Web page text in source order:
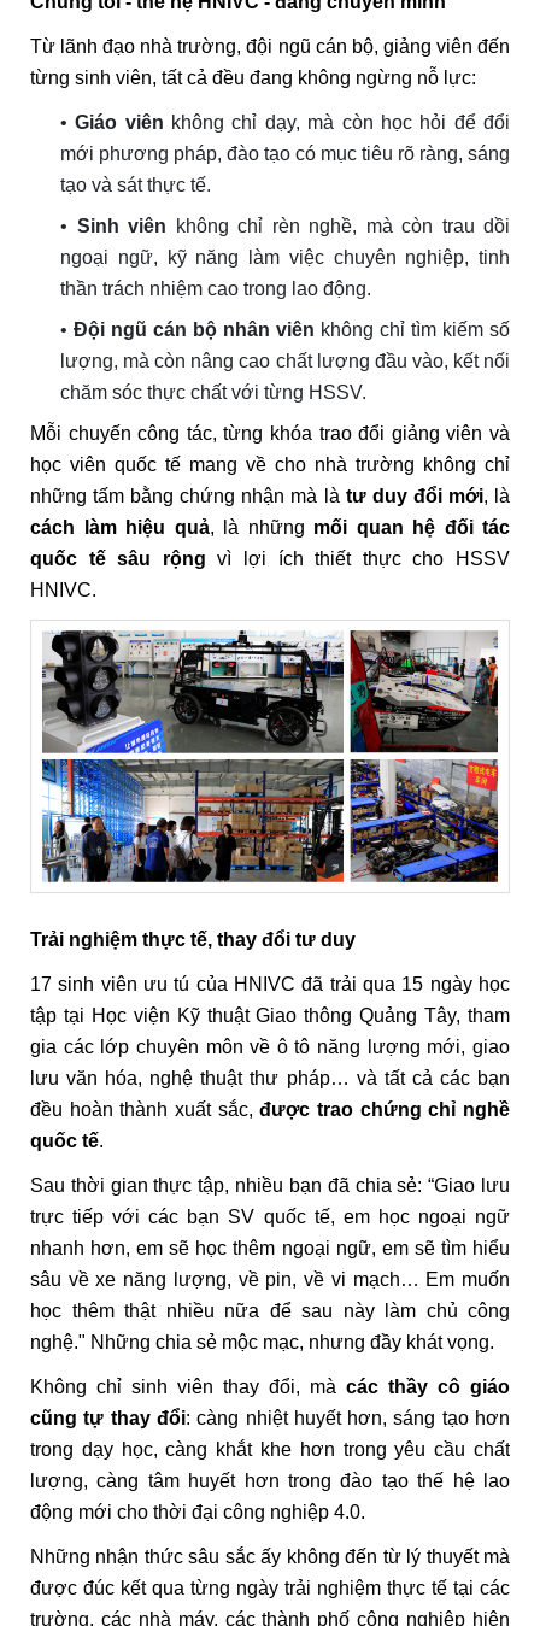
Từ lãnh đạo nhà trường, đội ngũ cán bộ, giảng viên đến
từng sinh viên, tất cả đều đang không ngừng nỗ lực:
•Giáo viên không chỉ dạy, mà còn học hỏi để đổi
mới phương pháp, đào tạo có mục tiêu rõ ràng, sáng
tạo và sát thực tế.
• Sinh viên không chỉ rèn nghề, mà còn trau dồi
ngoại ngữ, kỹ năng làm việc chuyên nghiệp, tinh
thần trách nhiệm cao trong lao động.
• Đội ngũ cán bộ nhân viên không chỉ tìm kiếm số
lượng, mà còn nâng cao chất lượng đầu vào, kết nối
chăm sóc thực chất với từng HSSV.
Mỗi chuyến công tác, từng khóa trao đổi giảng viên và
học viên quốc tế mang về cho nhà trường không chỉ
những tấm bằng chứng nhận mà là tư duy đổi mới, là
cách làm hiệu quả, là những mối quan hệ đối tác
quốc tế sâu rộng vì lợi ích thiết thực cho HSSV
HNIVC.
Trải nghiệm thực tế, thay đổi tư duy
17 sinh viên ưu tú của HNIVC đã trải qua 15 ngày học
tập tại Học viện Kỹ thuật Giao thông Quảng Tây, tham
gia các lớp chuyên môn về ô tô năng lượng mới, giao
lưu văn hóa, nghệ thuật thư pháp… và tất cả các bạn
đều hoàn thành xuất sắc,được trao chứng chỉ nghề
quốc tế.
Sau thời gian thực tập, nhiều bạn đã chia sẻ: “Giao lưu
trực tiếp với các bạn SV quốc tế, em học ngoại ngữ
nhanh hơn, em sẽ học thêm ngoại ngữ, em sẽ tìm hiểu
sâu về xe năng lượng, về pin, về vi mạch… Em muốn
học thêm thật nhiều nữa để sau này làm chủ công
nghệ." Những chia sẻ mộc mạc, nhưng đầy khát vọng.
Không chỉ sinh viên thay đổi, mà các thầy cô giáo
cũng tự thay đổi: càng nhiệt huyết hơn, sáng tạo hơn
trong dạy học, càng khắt khe hơn trong yêu cầu chất
lượng, càng tâm huyết hơn trong đào tạo thế hệ lao
động mới cho thời đại công nghiệp 4.0.
Những nhận thức sâu sắc ấy không đến từ lý thuyết mà
được đúc kết qua từng ngày trải nghiệm thực tế tại các
trường, các nhà máy, các thành phố công nghiệp hiện